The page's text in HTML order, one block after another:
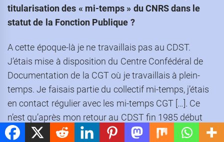
titularisation des « mi-temps » du CNRS dans le
statut de la Fonction Publique ?
A cette époque-là je ne travaillais pas au CDST.
J’étais mise à disposition du Centre Confédéral de
Documentation de la CGT où je travaillais à plein-
temps. Je faisais partie du collectif mi-temps, j’étais
en contact régulier avec les mi-temps CGT […]. Ce
n’est qu’après mon retour au CDST fin 1985 début
1986 que j’ai pu participer activement aux réunions,